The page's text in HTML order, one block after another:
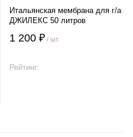
Итальянская мембрана для г/а
ДЖИЛЕКС 50 литров
1 200 ₽ / шт
Рейтинг: